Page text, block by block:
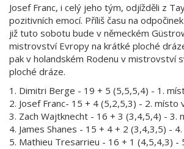
Josef Franc, i celý jeho tým, odjížděli z
pozitivních emocí. Příliš času na
již tuto sobotu bude v německém
mistrovství Evropy na krátké ploché
pak v holandském Rodenu v mistrovství
ploché dráze.
1. Dimitri Berge - 19 + 5 (5,5,5,4) - 1.
2. Josef Franc- 15 + 4 (5,2,5,3) - 2. místo
3. Zach Wajtknecht - 16 + 3 (3,4,5,4) - 3.
4. James Shanes - 15 + 4 + 2 (3,4,3,5) -
5. Mathieu Tresarrieu - 16 + 1 (4,5,4,3) -